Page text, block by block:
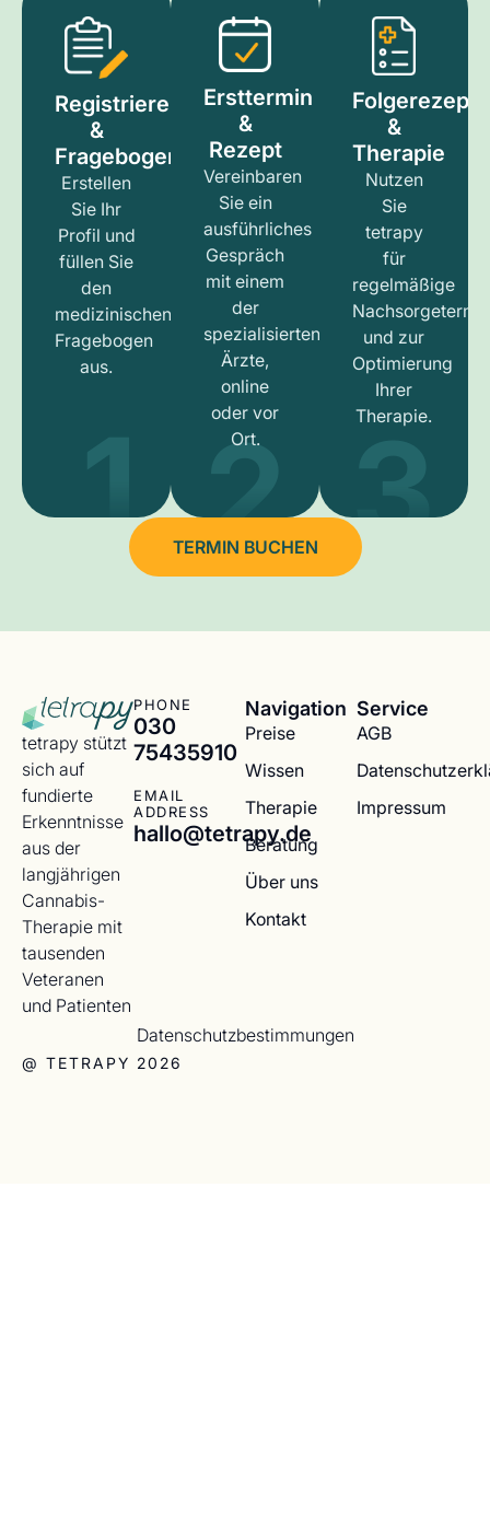
Registrieren
&
Fragebogen
Erstellen
Sie Ihr
Profil und
füllen Sie
den
medizinischen
Fragebogen
aus.
1
Ersttermin
&
Rezept
Vereinbaren
Sie ein
ausführliches
Gespräch
mit einem
der
spezialisierten
Ärzte,
online
oder vor
Ort.
2
Folgerezept
&
Therapie
Nutzen
Sie
tetrapy
für
regelmäßige
und zur
Optimierung
Ihrer
Therapie.
3
TERMIN BUCHEN
tetrapy stützt
sich auf
fundierte
Erkenntnisse
aus der
langjährigen
Cannabis-
Therapie mit
tausenden
Veteranen
und Patienten
PHONE
030
75435910
EMAIL
ADDRESS
hallo@tetrapy.de
Navigation
Preise
Wissen
Therapie
Beratung
Über uns
Kontakt
Service
AGB
Impressum
@ TETRAPY 2026
Datenschutzbestimmungen